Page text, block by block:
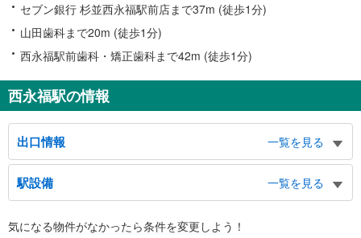
セブン銀行 杉並西永福駅前店まで37m (徒歩1分)
山田歯科まで20m (徒歩1分)
西永福駅前歯科・矯正歯科まで42m (徒歩1分)
西永福駅の情報
出口情報
一覧を見る
北口
永福３・４丁目、浜田山３・４丁目、井ノ頭通り、方南通り、和田堀公園、高
千穂大学、大宮八幡宮
南口
駅設備
一覧を見る
※段差なしでの移動経路
気になる物件がなかったら条件を変更しよう！